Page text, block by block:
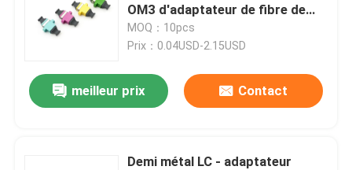
OM3 d'adaptateur de fibre de
MPO MTP
MOQ：10pcs
Prix：0.04USD-2.15USD
meilleur prix Contact
Demi métal LC - adaptateur